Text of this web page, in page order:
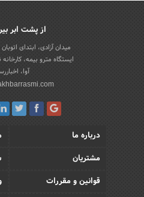
از پشت ابر
میدان آزادی، ابتدای
ایستگاه مترو بیمه،
آوا،
درباره ما
مشتریان
قوانین و مقررات